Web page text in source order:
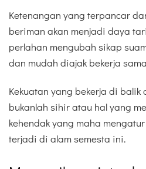
Ketenangan yang terpancar
beriman akan menjadi daya
perlahan mengubah sikap
dan mudah diajak bekerja
Kekuatan yang bekerja di balik
bukanlah sihir atau hal yang
kehendak yang maha
terjadi di alam semesta ini.